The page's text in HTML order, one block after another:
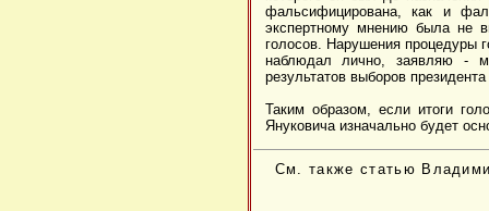
фальсифицирована, как и
экспертному мнению была не
голосов. Нарушения процедуры
наблюдал лично, заявляю -
результатов выборов
Таким образом, если итоги
Януковича изначально будет
См. также статью